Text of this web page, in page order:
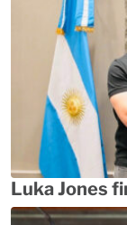
Luka Jones